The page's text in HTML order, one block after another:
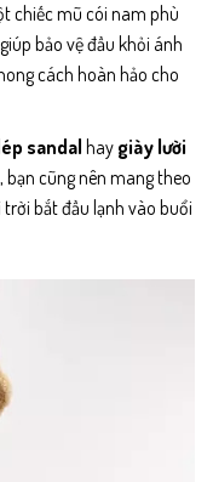
chiếc mũ cói nam phù
bảo vệ đầu khỏi ánh
cách hoàn hảo cho
sandal hay giày lười
bạn cũng nên mang theo
bắt đầu lạnh vào buổi